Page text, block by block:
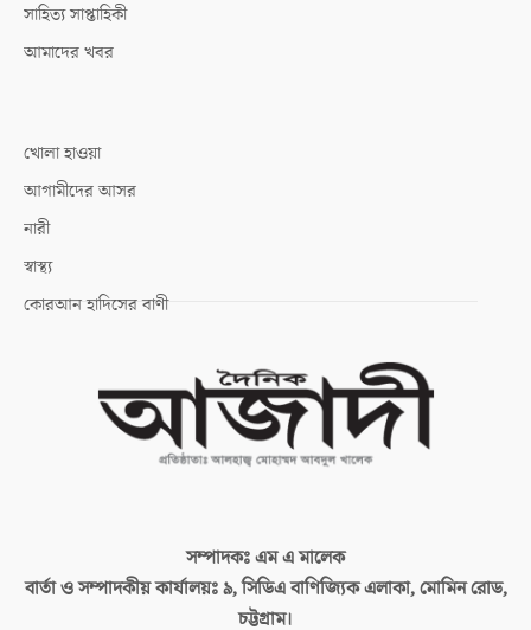
সাহিত্য সাপ্তাহিকী
আমাদের খবর
খোলা হাওয়া
আগামীদের আসর
নারী
স্বাস্থ্য
কোরআন হাদিসের বাণী
সম্পাদকঃএম এ মালেক
বার্তা ও সম্পাদকীয় কার্যালয়ঃ৯, সিডিএ বাণিজ্যিক এলাকা, মোমিন রোড,
চট্টগ্রাম।